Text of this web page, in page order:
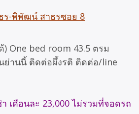
ร-พิพัฒน์ สาธรซอย 8
) One bed room 43.5 ตรม
ย่านนี้ ติดต่อผึ้งรติ ติดต่อ/line
เดือนละ 23,000 ไม่รวมที่จอดรถ